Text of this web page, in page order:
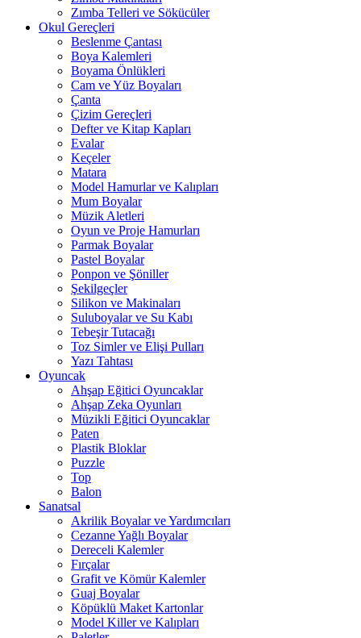
Zımba Telleri ve Sökücüler
Okul Gereçleri
Beslenme Çantası
Boya Kalemleri
Boyama Önlükleri
Cam ve Yüz Boyaları
Çanta
Çizim Gereçleri
Defter ve Kitap Kapları
Evalar
Keçeler
Matara
Model Hamurlar ve Kalıpları
Mum Boyalar
Müzik Aletleri
Oyun ve Proje Hamurları
Parmak Boyalar
Pastel Boyalar
Ponpon ve Şöniller
Şekilgeçler
Silikon ve Makinaları
Suluboyalar ve Su Kabı
Tebeşir Tutacağı
Toz Simler ve Elişi Pulları
Yazı Tahtası
Oyuncak
Ahşap Eğitici Oyuncaklar
Ahşap Zeka Oyunları
Müzikli Eğitici Oyuncaklar
Paten
Plastik Bloklar
Puzzle
Top
Balon
Sanatsal
Akrilik Boyalar ve Yardımcıları
Cezanne Yağlı Boyalar
Dereceli Kalemler
Fırçalar
Grafit ve Kömür Kalemler
Guaj Boyalar
Köpüklü Maket Kartonlar
Model Killer ve Kalıpları